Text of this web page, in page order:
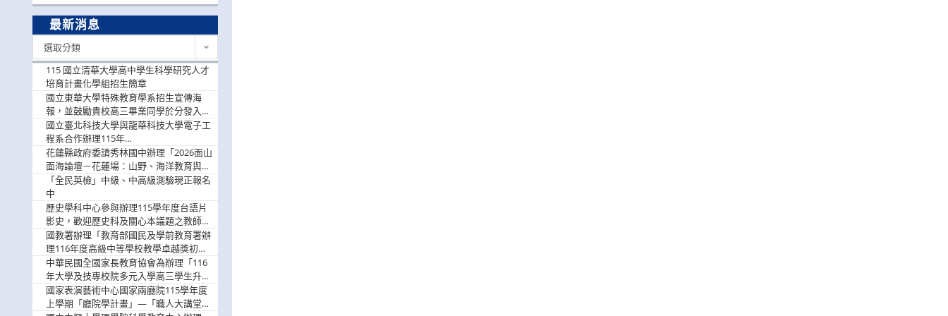
最新消息
選取分類
115 國立清華大學高中學生科學研究人才
培育計畫化學組招生簡章
國立東華大學特殊教育學系招生宣傳海
報，並鼓勵貴校高三畢業同學於分發入學
階段踴躍選填。
國立臺北科技大學與龍華科技大學電子工
程系合作辦理115年
「115.08.10~08.12「AI賦能應用於智慧半
導體研習營」，歡迎學生踴躍報名參加
花蓮縣政府委請秀林國中辦理「2026面山
面海論壇－花蓮場：山野、海洋教育與戶
外安全實務課程」，歡迎踴躍報名參加
「全民英檢」中級、中高級測驗現正報名
中
歷史學科中心參與辦理115學年度台語片
影史，歡迎歷史科及關心本議題之教師踴
躍報名參加
國教署辦理「教育部國民及學前教育署辦
理116年度高級中等學校教學卓越獎初選
實施計畫」，鼓勵教師踴躍報名
中華民國全國家長教育協會為辦理「116
年大學及技專校院多元入學高三學生升學
輔導家長說明會」
國家表演藝術中心國家兩廳院115學年度
上學期「廳院學計畫」—「職人大講堂」